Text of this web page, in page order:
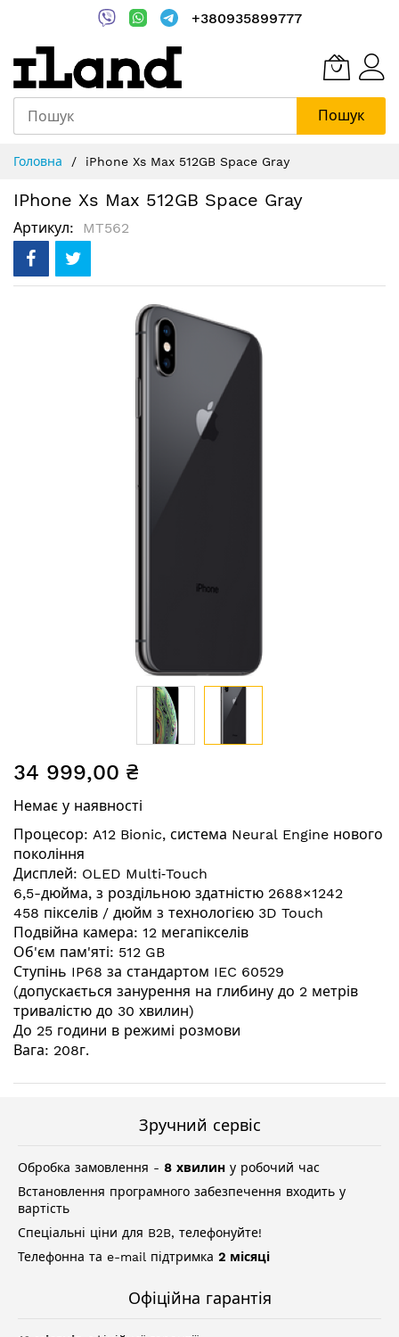
+380935899777
Пошук
Content
Головна iPhone Xs Max 512GB Space Gray
IPhone Xs Max 512GB Space Gray
Артикул MT562
до
галереї
зображень
34 999,00 ₴
Немає у наявності
Процесор: A12 Bionic, система Neural Engine нового
покоління
Дисплей: OLED Multi‑Touch
6,5-дюйма, з роздільною здатністю 2688×1242
458 пікселів / дюйм з технологією 3D Touch
Подвійна камера: 12 мегапікселів
Об'єм пам'яті: 512 GB
Ступінь IP68 за стандартом IEC 60529
(допускається занурення на глибину до 2 метрів
тривалістю до 30 хвилин)
До 25 години в режимі розмови
Вага: 208г.
Зручний сервіс
Обробка замовлення - 8 хвилин у робочий час
Встановлення програмного забезпечення входить у
вартість
Спеціальні ціни для B2B, телефонуйте!
Телефонна та e-mail підтримка 2 місяці
Офіційна гарантія